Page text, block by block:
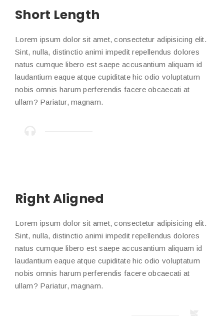
Short Length
Lorem ipsum dolor sit amet, consectetur adipisicing elit.
Sint, nulla, distinctio animi impedit repellendus dolores
natus cumque libero est saepe accusantium aliquam id
laudantium eaque atque cupiditate hic odio voluptatum
nobis omnis harum perferendis facere obcaecati at
ullam? Pariatur, magnam.
Right Aligned
Lorem ipsum dolor sit amet, consectetur adipisicing elit.
Sint, nulla, distinctio animi impedit repellendus dolores
natus cumque libero est saepe accusantium aliquam id
laudantium eaque atque cupiditate hic odio voluptatum
nobis omnis harum perferendis facere obcaecati at
ullam? Pariatur, magnam.